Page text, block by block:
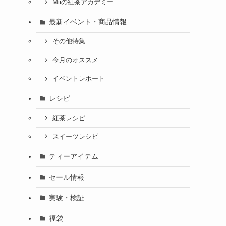
Miiの紅茶アカデミー
最新イベント・商品情報
その他特集
今月のオススメ
イベントレポート
レシピ
紅茶レシピ
スイーツレシピ
ティーアイテム
セール情報
実験・検証
福袋